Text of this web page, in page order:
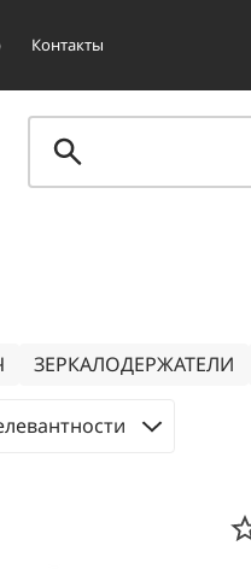
Контакты
ЗЕРКАЛОДЕРЖАТЕЛИ